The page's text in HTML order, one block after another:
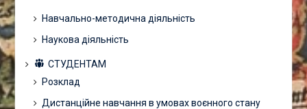
Навчально-методична діяльність
Наукова діяльність
СТУДЕНТАМ
Розклад
Дистанційне навчання в умовах воєнного стану